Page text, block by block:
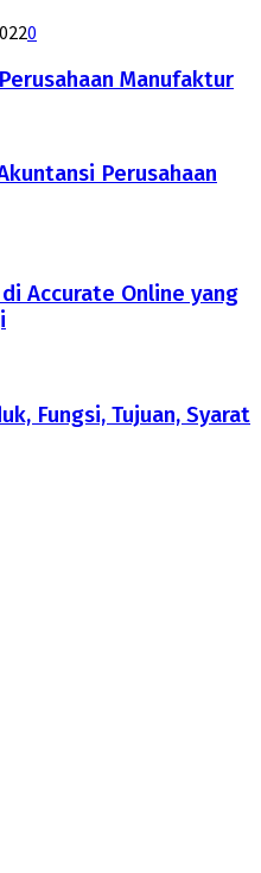
0
Manufaktur
Perusahaan
Accurate Online yang
Fungsi, Tujuan, Syarat